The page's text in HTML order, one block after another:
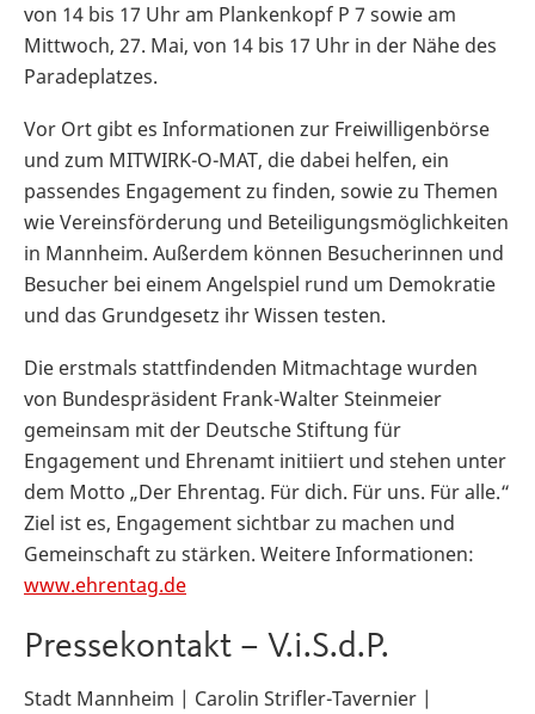
von 14 bis 17 Uhr am Plankenkopf P 7 sowie am
Mittwoch, 27. Mai, von 14 bis 17 Uhr in der Nähe des
Paradeplatzes.
Vor Ort gibt es Informationen zur Freiwilligenbörse
und zum MITWIRK-O-MAT, die dabei helfen, ein
passendes Engagement zu finden, sowie zu Themen
wie Vereinsförderung und Beteiligungsmöglichkeiten
in Mannheim. Außerdem können Besucherinnen und
Besucher bei einem Angelspiel rund um Demokratie
und das Grundgesetz ihr Wissen testen.
Die erstmals stattfindenden Mitmachtage wurden
von Bundespräsident Frank-Walter Steinmeier
gemeinsam mit der Deutsche Stiftung für
Engagement und Ehrenamt initiiert und stehen unter
dem Motto „Der Ehrentag. Für dich. Für uns. Für alle.“
Ziel ist es, Engagement sichtbar zu machen und
Gemeinschaft zu stärken. Weitere Informationen:
www.ehrentag.de
Pressekontakt – V.i.S.d.P.
Stadt Mannheim | Carolin Strifler-Tavernier |